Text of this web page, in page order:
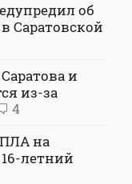
об
Саратовской
и
из-за
4
на
летний